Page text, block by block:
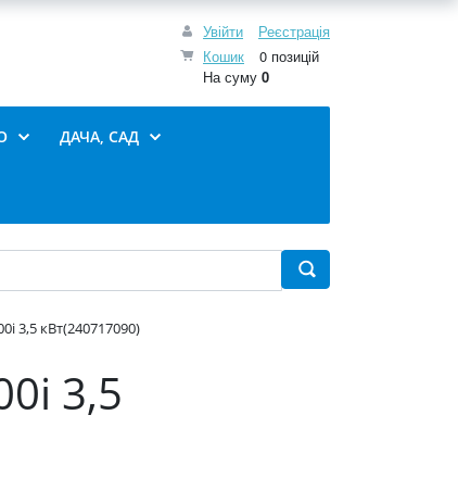
Увійти
Реєстрація
Кошик
0 позицій
На суму 0
ДАЧА, САД
3,5 кВт(240717090)
3,5